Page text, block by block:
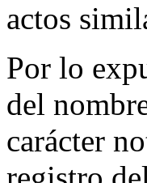
actos
Por lo
del
carácter